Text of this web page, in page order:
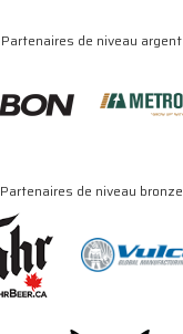
Partenaires de niveau argent
Partenaires de niveau bronze